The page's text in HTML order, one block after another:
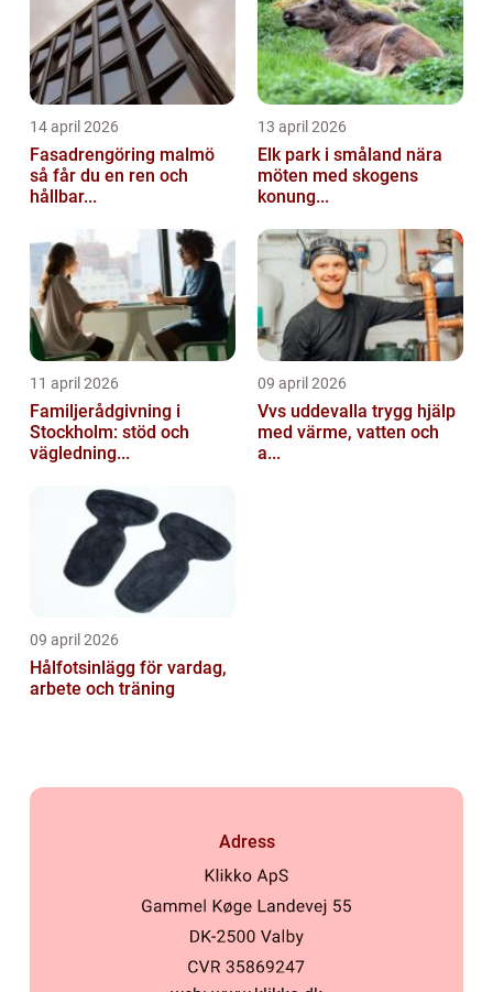
14 april 2026
Fasadrengöring malmö
så får du en ren och
hållbar...
13 april 2026
Elk park i småland nära
möten med skogens
konung...
11 april 2026
Familjerådgivning i
Stockholm: stöd och
vägledning...
09 april 2026
Vvs uddevalla trygg hjälp
med värme, vatten och
a...
09 april 2026
Hålfotsinlägg för vardag,
arbete och träning
Adress